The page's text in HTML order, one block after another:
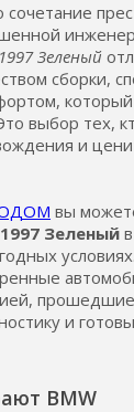
Зеленый
сборки,
выбор тех,
и
вы
Зеленый
и
BMW